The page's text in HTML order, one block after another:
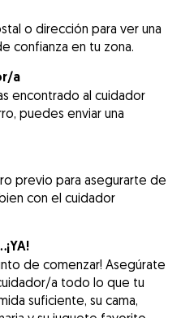
o dirección para ver una
confianza en tu zona.
a
encontrado al cuidador
puedes enviar una
previo para asegurarte de
con el cuidador
de comenzar! Asegúrate
a todo lo que tu
suficiente, su cama,